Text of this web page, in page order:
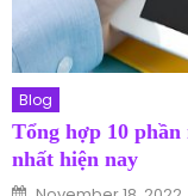
Blog
Tổng hợp 10
nhất hiện nay
Posted on